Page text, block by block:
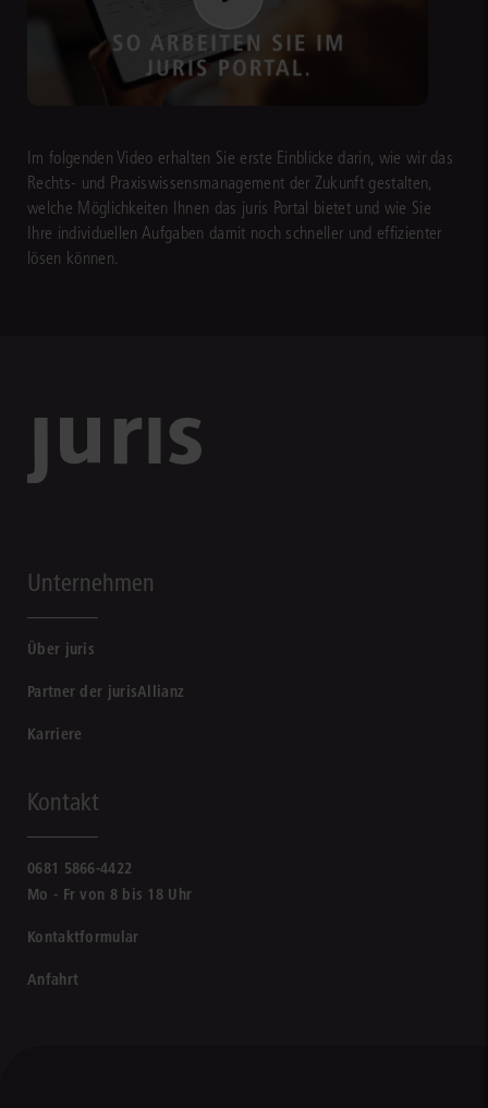
Im folgenden Video erhalten Sie erste Einblicke darin, wie wir das
Rechts- und Praxiswissensmanagement der Zukunft gestalten,
welche Möglichkeiten Ihnen das juris Portal bietet und wie Sie
Ihre individuellen Aufgaben damit noch schneller und effizienter
lösen können.
Unternehmen
Über juris
Partner der jurisAllianz
Karriere
Kontakt
0681 5866-4422
Mo - Fr von 8 bis 18 Uhr
Kontaktformular
Anfahrt